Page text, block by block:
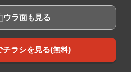
ウラ面も見る
チラシを見る(無料)